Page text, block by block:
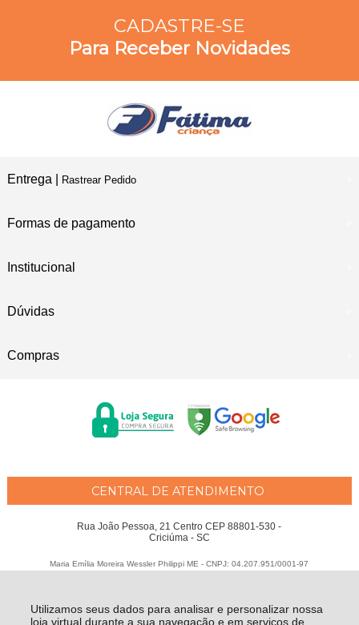
Utilizamos seus dados para analisar e personalizar nossa
loja virtual durante a sua navegação e em serviços de
CADASTRE-SE
Para Receber Novidades
Entrega | Rastrear Pedido
Formas de pagamento
Institucional
Dúvidas
Compras
CENTRAL DE ATENDIMENTO
Rua João Pessoa, 21 Centro CEP 88801-530 -
Criciúma - SC
Maria Emília Moreira Wessler Philippi ME - CNPJ: 04.207.951/0001-97